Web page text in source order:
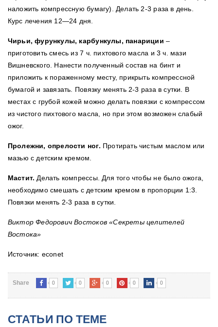
наложить компрессную бумагу). Делать 2-3 раза в день.
Курс лечения 12—24 дня.
Чирьи, фурункулы, карбункулы, панариции –
приготовить смесь из 7 ч. пихтового масла и 3 ч. мази
Вишневского. Нанести полученный состав на бинт и
приложить к пораженному месту, прикрыть компрессной
бумагой и завязать. Повязку менять 2-3 раза в сутки. В
местах с грубой кожей можно делать повязки с компрессом
из чистого пихтового масла, но при этом возможен слабый
ожог.
Пролежни, опрелости ног. Протирать чистым маслом или
мазью с детским кремом.
Мастит. Делать компрессы. Для того чтобы не было ожога,
необходимо смешать с детским кремом в пропорции 1:3.
Повязки менять 2-3 раза в сутки.
Виктор Федорович Востоков «Секреты целителей
Востока»
Источник: econet
Share 0 0 0 0 0
СТАТЬИ ПО ТЕМЕ